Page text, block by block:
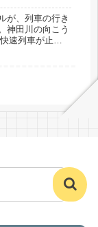
が、列車の行き
神田川の向こう
速列車が止ま